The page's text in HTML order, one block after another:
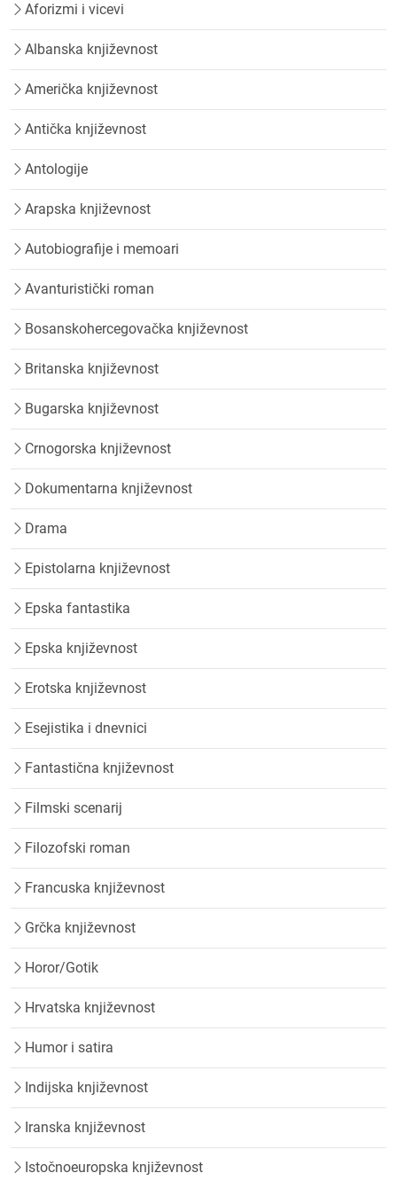
Aforizmi i vicevi
Albanska književnost
Američka književnost
Antička književnost
Antologije
Arapska književnost
Autobiografije i memoari
Avanturistički roman
Bosanskohercegovačka književnost
Britanska književnost
Bugarska književnost
Crnogorska književnost
Dokumentarna književnost
Drama
Epistolarna književnost
Epska fantastika
Epska književnost
Erotska književnost
Esejistika i dnevnici
Fantastična književnost
Filmski scenarij
Filozofski roman
Francuska književnost
Grčka književnost
Horor/Gotik
Hrvatska književnost
Humor i satira
Indijska književnost
Iranska književnost
Istočnoeuropska književnost